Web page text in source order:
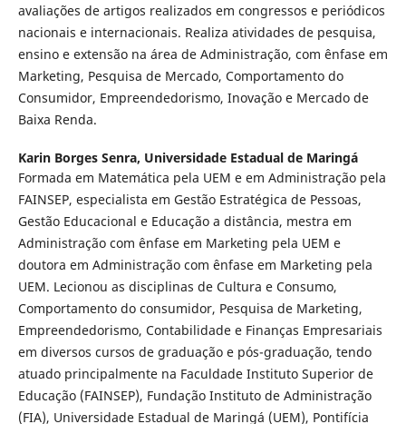
avaliações de artigos realizados em congressos e periódicos
nacionais e internacionais. Realiza atividades de pesquisa,
ensino e extensão na área de Administração, com ênfase em
Marketing, Pesquisa de Mercado, Comportamento do
Consumidor, Empreendedorismo, Inovação e Mercado de
Baixa Renda.
Karin Borges Senra, Universidade Estadual de Maringá
Formada em Matemática pela UEM e em Administração pela
FAINSEP, especialista em Gestão Estratégica de Pessoas,
Gestão Educacional e Educação a distância, mestra em
Administração com ênfase em Marketing pela UEM e
doutora em Administração com ênfase em Marketing pela
UEM. Lecionou as disciplinas de Cultura e Consumo,
Comportamento do consumidor, Pesquisa de Marketing,
Empreendedorismo, Contabilidade e Finanças Empresariais
em diversos cursos de graduação e pós-graduação, tendo
atuado principalmente na Faculdade Instituto Superior de
Educação (FAINSEP), Fundação Instituto de Administração
(FIA), Universidade Estadual de Maringá (UEM), Pontifícia